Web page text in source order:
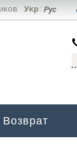
Укр: Рус
Возврат